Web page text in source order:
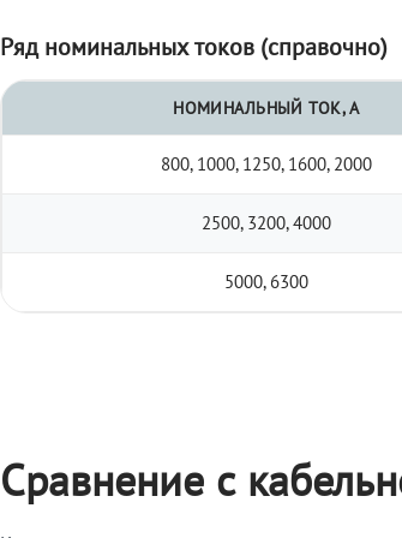
Ряд номинальных токов (справочно)
НОМИНАЛЬНЫЙ ТОК, А
800, 1000, 1250, 1600, 2000
2500, 3200, 4000
5000, 6300
Сравнение с